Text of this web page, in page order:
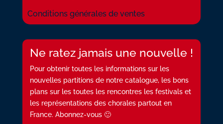
Conditions générales de ventes
Ne ratez jamais une nouvelle !
Pour obtenir toutes les informations sur les
nouvelles partitions de notre catalogue, les bons
plans sur les toutes les rencontres les festivals et
les représentations des chorales partout en
France. Abonnez-vous 🙂